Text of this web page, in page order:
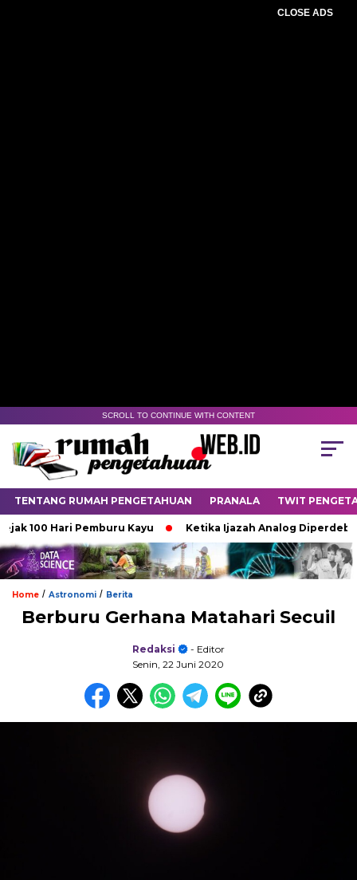
CLOSE ADS
SCROLL TO CONTINUE WITH CONTENT
TENTANG RUMAH PENGETAHUAN PRANALA TWIT
Hari Pemburu Kayu Ketika Ijazah Analog
Home / Astronomi / Berita
Berburu Gerhana Matahari Secuil
Redaksi
- Editor
Senin, 22 Juni 2020